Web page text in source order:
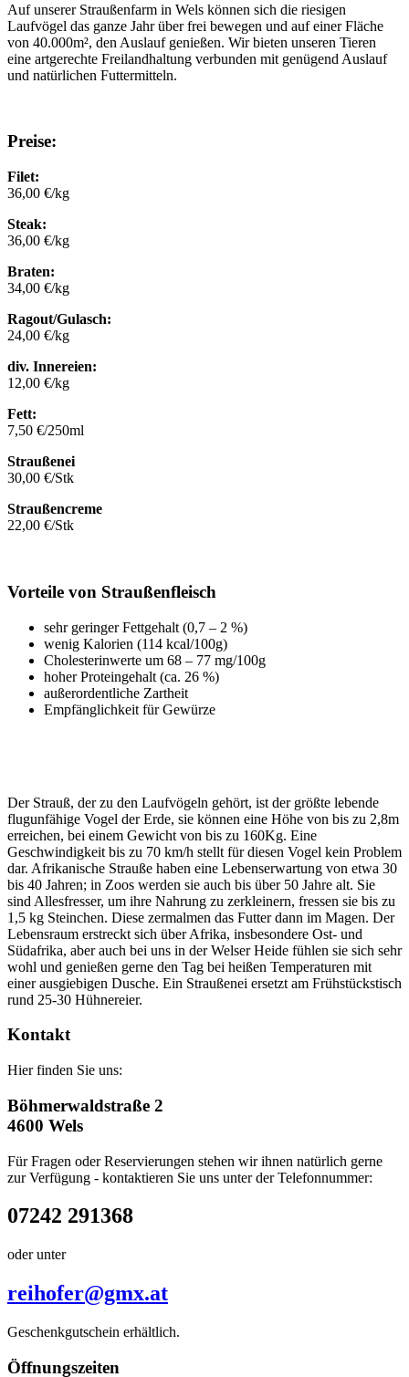
Auf unserer Straußenfarm in Wels können sich die riesigen
Laufvögel das ganze Jahr über frei bewegen und auf einer Fläche
von 40.000m², den Auslauf genießen. Wir bieten unseren Tieren
eine artgerechte Freilandhaltung verbunden mit genügend Auslauf
und natürlichen Futtermitteln.
Preise:
Filet:
36,00 €/kg
Steak:
36,00 €/kg
Braten:
34,00 €/kg
Ragout/Gulasch:
24,00 €/kg
div. Innereien:
12,00 €/kg
Fett:
7,50 €/250ml
Straußenei
30,00 €/Stk
Straußencreme
22,00 €/Stk
Vorteile von Straußenfleisch
sehr geringer Fettgehalt (0,7 – 2 %)
wenig Kalorien (114 kcal/100g)
Cholesterinwerte um 68 – 77 mg/100g
hoher Proteingehalt (ca. 26 %)
außerordentliche Zartheit
Empfänglichkeit für Gewürze
Der Strauß, der zu den Laufvögeln gehört, ist der größte lebende
flugunfähige Vogel der Erde, sie können eine Höhe von bis zu 2,8m
erreichen, bei einem Gewicht von bis zu 160Kg. Eine
Geschwindigkeit bis zu 70 km/h stellt für diesen Vogel kein Problem
dar. Afrikanische Strauße haben eine Lebenserwartung von etwa 30
bis 40 Jahren; in Zoos werden sie auch bis über 50 Jahre alt. Sie
sind Allesfresser, um ihre Nahrung zu zerkleinern, fressen sie bis zu
1,5 kg Steinchen. Diese zermalmen das Futter dann im Magen. Der
Lebensraum erstreckt sich über Afrika, insbesondere Ost- und
Südafrika, aber auch bei uns in der Welser Heide fühlen sie sich sehr
wohl und genießen gerne den Tag bei heißen Temperaturen mit
einer ausgiebigen Dusche. Ein Straußenei ersetzt am Frühstückstisch
rund 25-30 Hühnereier.
Kontakt
Hier finden Sie uns:
Böhmerwaldstraße 2
4600 Wels
Für Fragen oder Reservierungen stehen wir ihnen natürlich gerne
zur Verfügung - kontaktieren Sie uns unter der Telefonnummer:
07242 291368
oder unter
reihofer@gmx.at
Geschenkgutschein erhältlich.
Öffnungszeiten